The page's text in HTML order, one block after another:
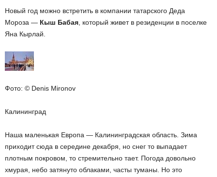
Новый год можно встретить в компании татарского Деда
Мороза — Кыш Бабая , который живет в резиденции в поселке
Яна Кырлай.
Фото: © Denis Mironov
Калининград
Наша маленькая Европа — Калининградская область. Зима
приходит сюда в середине декабря, но снег то выпадает
плотным покровом, то стремительно тает. Погода довольно
хмурая, небо затянуто облаками, часты туманы. Но это